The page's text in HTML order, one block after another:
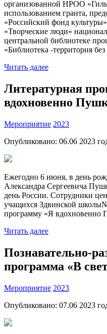
организованной НРОО
использованием гранта,
«Российский фонд
«Творческие люди»
центральной библиотеке
«Библиотека -территория
Читать далее
Литературная
вдохновенно
Мероприятие 2023
Опубликовано: 06.06 2023
Ежегодно 6 июня, в день
Александра Сергеевича
день России. Сотрудники
учащихся Здвинской
программу «Я вдохновенно
Читать далее
Познавательно-
программа «В
Мероприятие 2023
Опубликовано: 07.06 2023